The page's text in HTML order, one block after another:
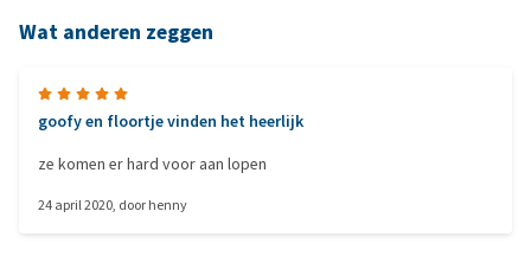
Wat anderen zeggen
goofy en floortje vinden het heerlijk
ze komen er hard voor aan lopen
24 april 2020, doorhenny